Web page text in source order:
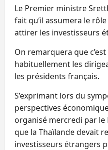
Le Premier ministre
fait qu’il assumera le
attirer les investisseurs
On remarquera que
habituellement les
les présidents français.
S’exprimant lors du
perspectives
organisé mercredi par
que la Thaïlande devait
investisseurs étrangers